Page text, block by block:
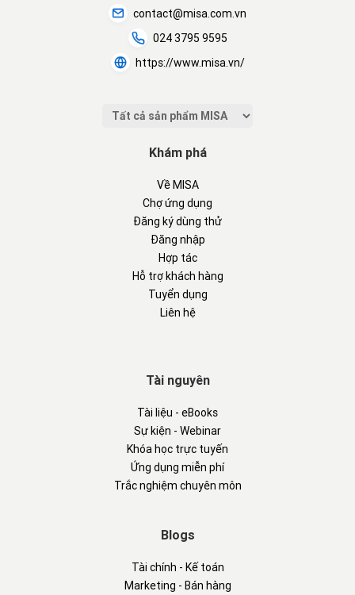
contact@misa.com.vn
024 3795 9595
https://www.misa.vn/
Khám phá
Về MISA
Chợ ứng dụng
Đăng ký dùng thử
Đăng nhập
Hợp tác
Hỗ trợ khách hàng
Tuyển dụng
Liên hệ
Tài nguyên
Tài liệu - eBooks
Sự kiện - Webinar
Khóa học trực tuyến
Ứng dụng miễn phí
Trắc nghiệm chuyên môn
Blogs
Tài chính - Kế toán
Marketing - Bán hàng